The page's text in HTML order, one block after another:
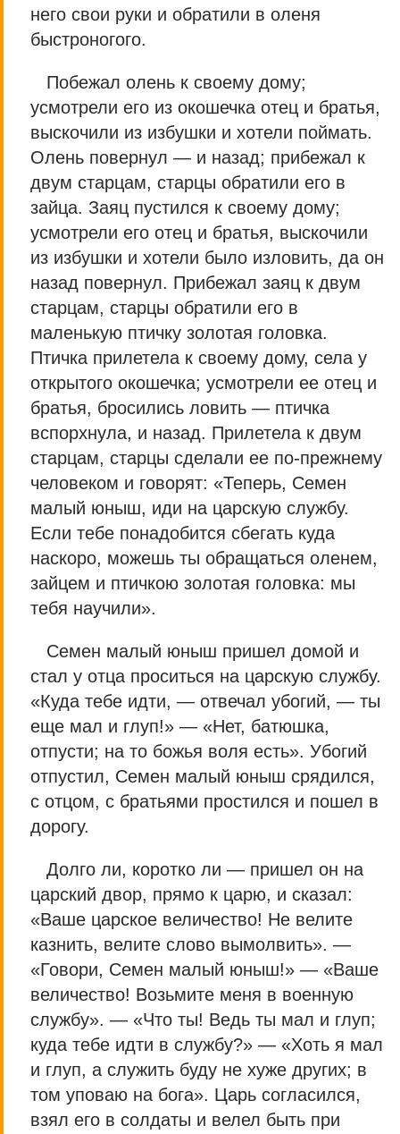
него свои руки и обратили в оленя
быстроногого.
Побежал олень к своему дому;
усмотрели его из окошечка отец и братья,
выскочили из избушки и хотели поймать.
Олень повернул — и назад; прибежал к
двум старцам, старцы обратили его в
зайца. Заяц пустился к своему дому;
усмотрели его отец и братья, выскочили
из избушки и хотели было изловить, да он
назад повернул. Прибежал заяц к двум
старцам, старцы обратили его в
маленькую птичку золотая головка.
Птичка прилетела к своему дому, села у
открытого окошечка; усмотрели ее отец и
братья, бросились ловить — птичка
вспорхнула, и назад. Прилетела к двум
старцам, старцы сделали ее по-прежнему
человеком и говорят: «Теперь, Семен
малый юныш, иди на царскую службу.
Если тебе понадобится сбегать куда
наскоро, можешь ты обращаться оленем,
зайцем и птичкою золотая головка: мы
тебя научили».
Семен малый юныш пришел домой и
стал у отца проситься на царскую службу.
«Куда тебе идти, — отвечал убогий, — ты
еще мал и глуп!» — «Нет, батюшка,
отпусти; на то божья воля есть». Убогий
отпустил, Семен малый юныш срядился,
с отцом, с братьями простился и пошел в
дорогу.
Долго ли, коротко ли — пришел он на
царский двор, прямо к царю, и сказал:
«Ваше царское величество! Не велите
казнить, велите слово вымолвить». —
«Говори, Семен малый юныш!» — «Ваше
величество! Возьмите меня в военную
службу». — «Что ты! Ведь ты мал и глуп;
куда тебе идти в службу?» — «Хоть я мал
и глуп, а служить буду не хуже других; в
том уповаю на бога». Царь согласился,
взял его в солдаты и велел быть при